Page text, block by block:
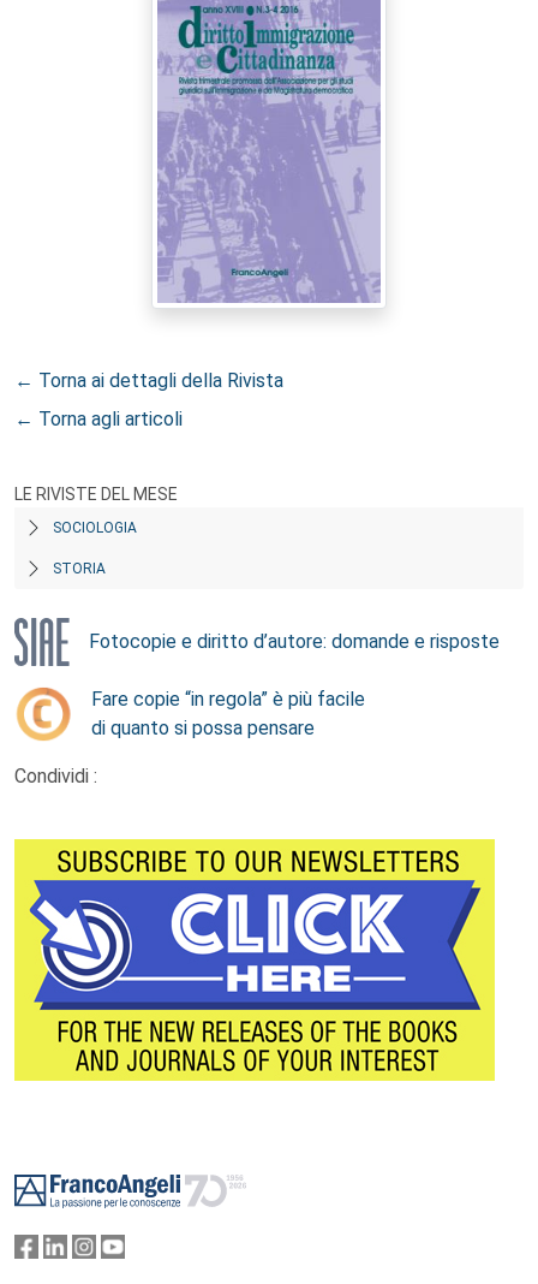
← Torna ai dettagli della Rivista
← Torna agli articoli
LE RIVISTE DEL MESE
SOCIOLOGIA
STORIA
Fotocopie e diritto d’autore: domande e risposte
Fare copie “in regola” è più facile
di quanto si possa pensare
Condividi :